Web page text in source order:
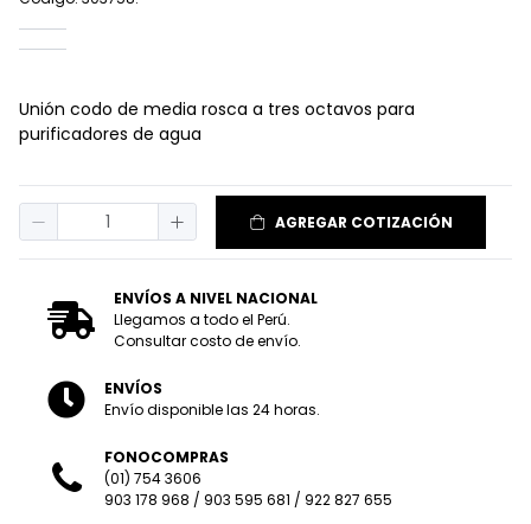
Unión codo de media rosca a tres octavos para
purificadores de agua
AGREGAR COTIZACIÓN
ENVÍOS A NIVEL NACIONAL
Llegamos a todo el Perú.
Consultar costo de envío.
ENVÍOS
Envío disponible las 24 horas.
FONOCOMPRAS
(01) 754 3606
903 178 968 / 903 595 681 / 922 827 655